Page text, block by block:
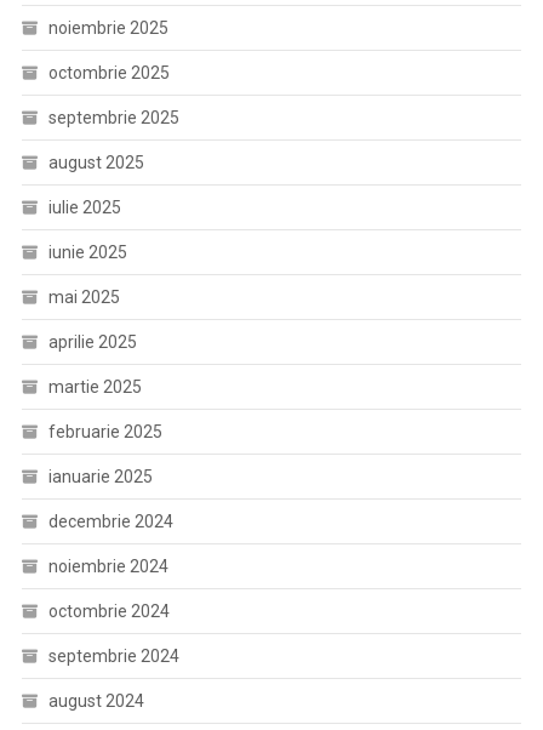
noiembrie 2025
octombrie 2025
septembrie 2025
august 2025
iulie 2025
iunie 2025
mai 2025
aprilie 2025
martie 2025
februarie 2025
ianuarie 2025
decembrie 2024
noiembrie 2024
octombrie 2024
septembrie 2024
august 2024